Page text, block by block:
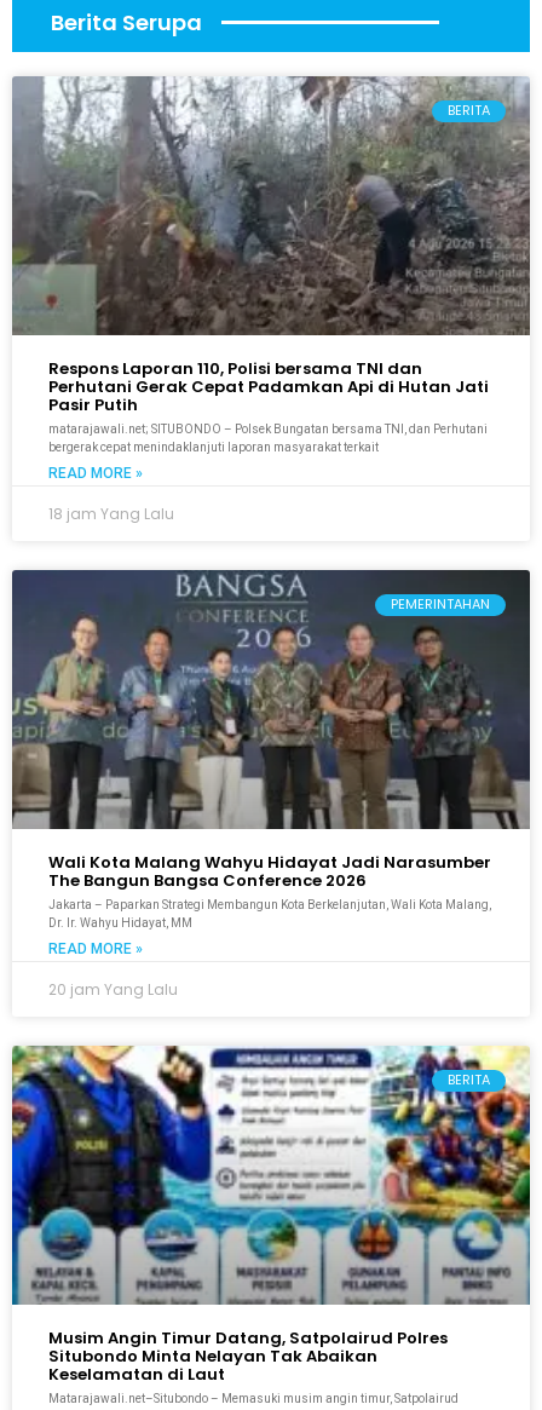
Berita Serupa
BERITA
Respons Laporan 110, Polisi bersama TNI dan
Perhutani Gerak Cepat Padamkan Api di Hutan Jati
Pasir Putih
matarajawali.net; SITUBONDO – Polsek Bungatan bersama TNI, dan Perhutani
bergerak cepat menindaklanjuti laporan masyarakat terkait
READ MORE »
18 jam Yang Lalu
PEMERINTAHAN
Wali Kota Malang Wahyu Hidayat Jadi Narasumber
The Bangun Bangsa Conference 2026
Jakarta – Paparkan Strategi Membangun Kota Berkelanjutan, Wali Kota Malang,
Dr. Ir. Wahyu Hidayat, MM
READ MORE »
20 jam Yang Lalu
BERITA
Musim Angin Timur Datang, Satpolairud Polres
Situbondo Minta Nelayan Tak Abaikan
Keselamatan di Laut
Matarajawali.net–Situbondo – Memasuki musim angin timur, Satpolairud